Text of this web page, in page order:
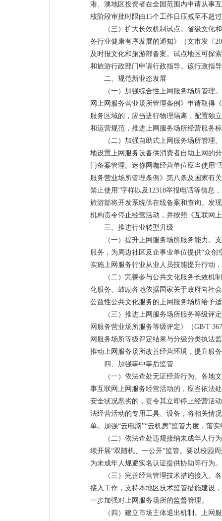
港、澳地区投资者在全国范围内申请从事
核阶段审批时限由15个工作日压减至不超
（三）扩大长效机制试点。省级文化
务行业健康有序发展的通知》（文市发〔
及时报文化和旅游部备案。试点地区可探
和旅游行政部门申请行政指导。该行政指
二、规范新业态发展
（一）加强综合性上网服务场所管理
网上网服务营业场所管理条例》申请取得
服务区域的，应当进行物理隔离，配置独
和运营规范，推进上网服务场所经营服务
（二）加强自助式上网服务场所管理
地设置上网服务设备供消费者自助上网的
门备案管理。迷你网咖经营单位应当使用
服务营业场所管理条例》第八条及国家有
禁止使用”字样以及12318举报电话等信息
旅游部将开发系统供在线备案和查询。发
机构责令停止经营活动，并按照《互联网
三、推进行业转型升级
（一）提升上网服务场所服务能力。
服务，为周边社区及企事业单位提供“众
实施上网服务行业从业人员技能提升行动
（二）完善参与公共文化服务长效机
化服务。鼓励各地依据国家关于政府向社
公益性公共文化服务的上网服务场所给予
（三）推进上网服务场所服务等级评
网服务营业场所服务等级评定》（GB/T
网服务场所等级评定结果与分级分类执法
推动上网服务场所改善经营环境，提升服
四、加强事中事后监管
（一）依法查处无证经营行为。各地
事互联网上网服务经营活动的，应当依法
安全状况恶劣的，责令其立即停止经营活
法经营活动的专用工具、设备，将相关情
单。加强“云电脑”“云机房”监管力度，落
（二）依法查处违规接纳未成年人行
续开展“双随机、一公开”监管。要以校园
为未成年人规避实名认证提供协助等行为
（三）完善经营管理技术措施接入。
接入工作，支持本地区技术监管措施建设
一步加强对上网服务场所的监督管理。
（四）建立市场主体退出机制。上网